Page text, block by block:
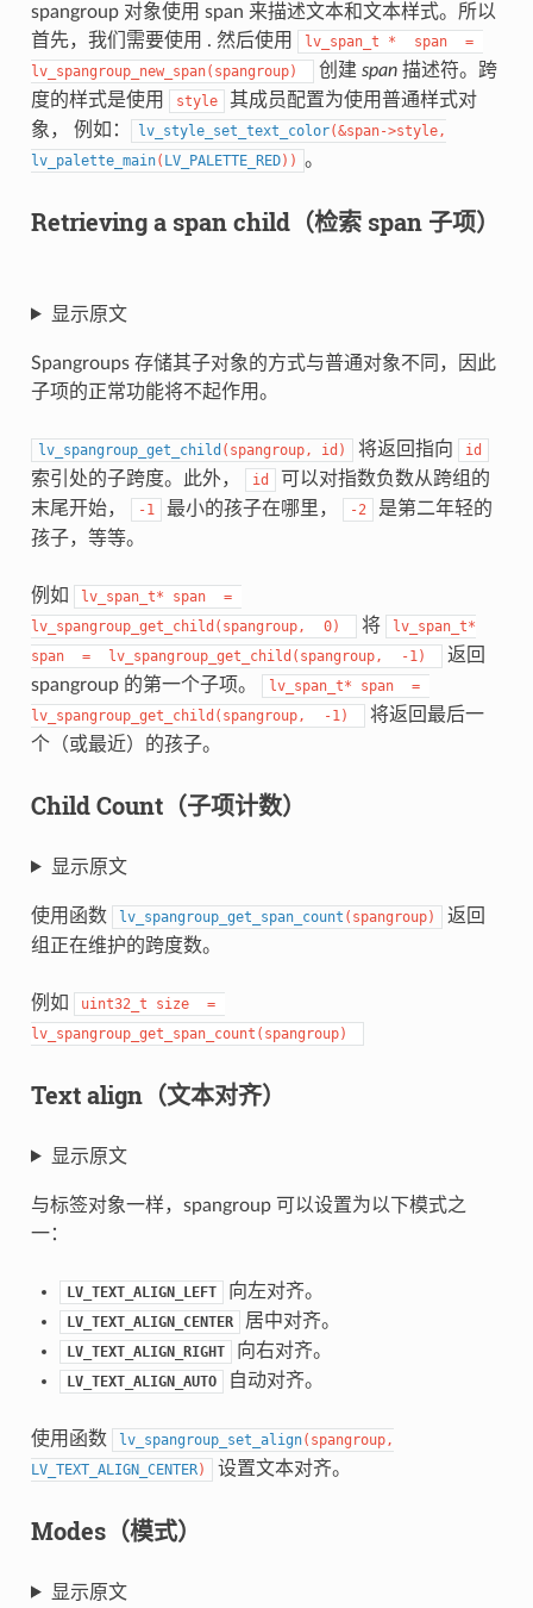
spangroup 对象使用 span 来描述文本和文本样式。所以
首先，我们需要使用 . 然后使用
lv_span_t * span
=
lv_spangroup_new_span(spangroup)
创建 span描述符。跨
度的样式是使用
style
其成员配置为使用普通样式对
象， 例如：
lv_style_set_text_color(&span->style,
lv_palette_main( LV_PALETTE_RED) ) 。
Retrieving a span child（检索 span 子项）
显示原文
Spangroups 存储其子对象的方式与普通对象不同，因此
子项的正常功能将不起作用。
lv_spangroup_get_child ( spangroup, id ) 将返回指向 id
索引处的子跨度。此外， id
可以对指数负数从跨组的
末尾开始，
-1 最小的孩子在哪里， -2
是第二年轻的
孩子，等等。
例如 lv_span_t* span
=
lv_spangroup_get_child(spangroup,
0) 将
lv_span_t*
span
= lv_spangroup_get_child(spangroup, -1)
返回
spangroup 的第一个子项。
lv_span_t* span
=
lv_spangroup_get_child(spangroup,
-1)
将返回最后一
个（或最近）的孩子。
Child Count（子项计数）
显示原文
使用函数 lv_spangroup_get_span_count ( spangroup)
返回
组正在维护的跨度数。
例如 uint32_t size
=
lv_spangroup_get_span_count(spangroup)
Text align（文本对齐）
显示原文
与标签对象一样，spangroup 可以设置为以下模式之
一：
LV_TEXT_ALIGN_LEFT 向左对齐。
LV_TEXT_ALIGN_CENTER 居中对齐。
LV_TEXT_ALIGN_RIGHT 向右对齐。
LV_TEXT_ALIGN_AUTO 自动对齐。
使用函数 lv_spangroup_set_align( spangroup,
LV_TEXT_ALIGN_CENTER) 设置文本对齐。
Modes（模式）
显示原文